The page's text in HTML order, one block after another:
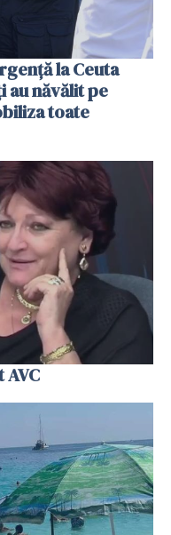
la Ceuta
au năvălit pe
toate
AVC